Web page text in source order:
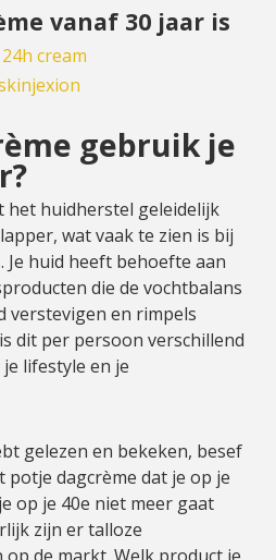
vanaf 30 jaar is
cream
gebruik je
het huidherstel geleidelijk
wat vaak te zien is bij
Je huid heeft behoefte aan
die de vochtbalans
verstevigen en rimpels
dit per persoon verschillend
lifestyle en je
gelezen en bekeken, besef
potje dagcrème dat je op je
op je 40e niet meer gaat
zijn er talloze